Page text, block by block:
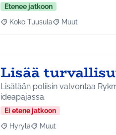
Etenee jatkoon
Rajaa tulokset aihepiirin mukaan:
Koko Tuusula Rajaa tulokset
Muut
Lisää
Lisätään poliisin valvontaa Rykmentinpuistoon. Idea
ideapajassa.
Ei etene jatkoon
Rajaa tulokset aihepiirin mukaan:
Hyrylä Rajaa tulokset teeman
Muut